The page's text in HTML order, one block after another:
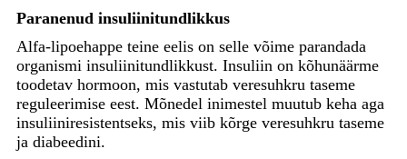
Paranenud insuliinitundlikkus
Alfa-lipoehappe teine ​​eelis on selle võime parandada
organismi insuliinitundlikkust. Insuliin on kõhunäärme
toodetav hormoon, mis vastutab veresuhkru taseme
reguleerimise eest. Mõnedel inimestel muutub keha aga
insuliiniresistentseks, mis viib kõrge veresuhkru taseme
ja diabeedini.